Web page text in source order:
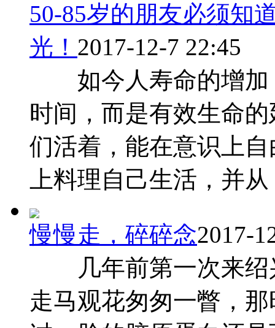
50-85岁的朋友必须知
光！ 2017-12-7 22:45
如今人寿命的增加
时间，而是有效生
们活着，能在意识上
上料理自己生活，并从
慢慢走，碎碎念2017-
几年前第一次来绍
走马观花匆匆一瞥，